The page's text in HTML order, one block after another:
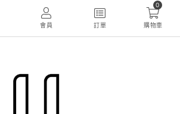
會員 訂單
0
購物車